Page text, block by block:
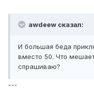
awdeew сказал:
И большая беда
вместо 50. Что
спрашиваю?
---